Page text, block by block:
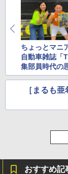
ちょっとマニ
自動車雑誌「
集部員時代の
［まるも
おすすめ記